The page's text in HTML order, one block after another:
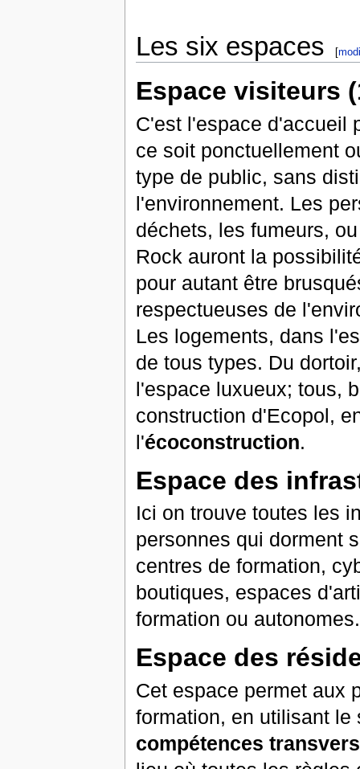
Les six espaces [
Espace visiteurs
C'est l'espace d'accueil
ce soit ponctuellement
type de public, sans
l'environnement. Les
déchets, les fumeurs,
Rock auront la
pour autant être
respectueuses de
Les logements, dans
de tous types. Du
l'espace luxueux; tous,
construction d'Ecopol,
l'écoconstruction.
Espace des
Ici on trouve toutes les
personnes qui dorment
centres de formation,
boutiques, espaces
formation ou autonomes.
Espace des
Cet espace permet aux
formation, en utilisant
compétences